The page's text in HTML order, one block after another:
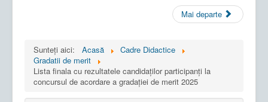
Mai departe
Sunteți aici: Acasă
Cadre Didactice
Gradatii de merit
Lista finala cu rezultatele candidaților participanți la
concursul de acordare a gradației de merit 2025